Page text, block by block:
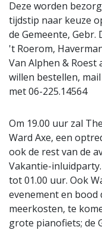
Deze worden
tijdstip naar keuze
de Gemeente, Gebr.
't Roerom,
Van Alphen &
willen bestellen,
met 06-225.14564
Om 19.00 uur zal
Ward Axe, een
ook de rest van de
Vakantie-
tot 01.00 uur. Ook
evenement en bood
meerkosten, te
grote pianofiets; de